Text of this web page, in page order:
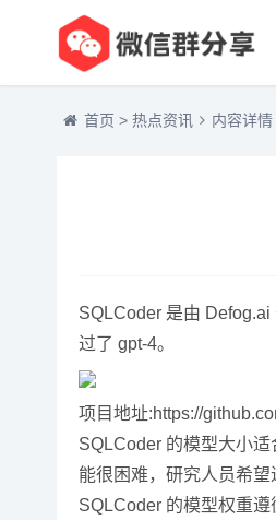
首页 > 热点资讯 内容详情
SQLCoder 是由
过了 gpt-4。
项目地址:https://
SQLCoder 的模型大小
能很困难，研究人员希望
SQLCoder 的模型权重